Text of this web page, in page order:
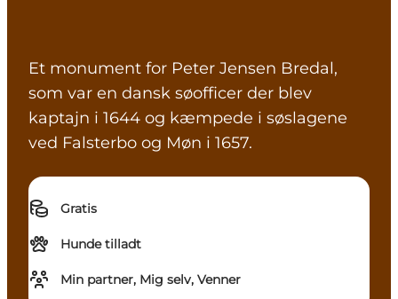
Et monument for Peter Jensen Bredal,
som var en dansk søofficer der blev
kaptajn i 1644 og kæmpede i søslagene
ved Falsterbo og Møn i 1657.
Gratis
Hunde tilladt
Min partner, Mig selv, Venner